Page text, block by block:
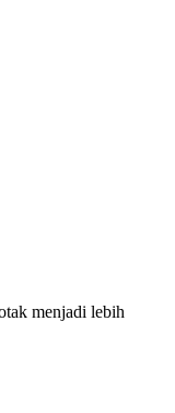
menjadi lebih